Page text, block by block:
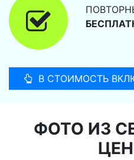
В СТОИМОСТЬ
ФОТО ИЗ